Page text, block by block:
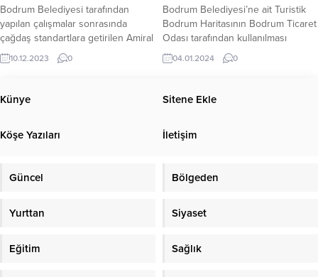
Bodrum Belediyesi tarafından
yapılan çalışmalar sonrasında
çağdaş standartlara getirilen Amiral
Turgut Reis Futbol Sahası’nın açılışı
düzenlenen törenle gerçekleşti.
Aras’ın ev sahipliğinde düzenlenen
programa CHP PM Üyesi Alkım
Kulüpleri Konfederasyonu Genel
A.Ş. Yönetim Kurulu...
10.12.2023 0
Bodrum Belediyesi’ne ait Turistik
Bodrum Haritasının Bodrum Ticaret
Odası tarafından kullanılması
amacıyla iş birliği protokolü
imzaladı. Bodrum Belediyesi İmar
gerçekleşen protokol törenine
Kurulu Başkanı Mahmut Serdar
katıldı. Protokol kapsamında,
04.01.2024 0
Künye Sitene Ekle
Köşe Yazıları İletişim
Güncel Bölgeden
Yurttan Siyaset
Eğitim Sağlık